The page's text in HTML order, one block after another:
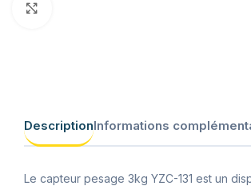
DescriptionInformations
Le capteur pesage 3kg YZC-131 est un